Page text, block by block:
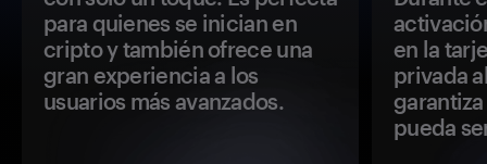
para quienes se inician en
cripto y también ofrece una
gran experiencia a los
usuarios más avanzados.
en la
privada
pueda